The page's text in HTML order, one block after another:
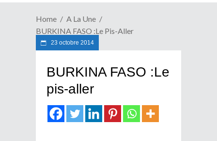
Home
A La Une
BURKINA FASO :Le Pis-Aller
23 octobre 2014
BURKINA FASO :Le
pis-aller